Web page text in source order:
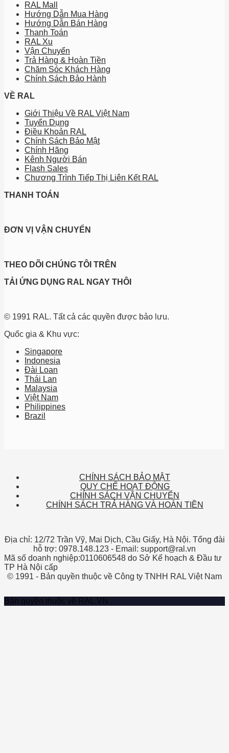
RAL Mall
Hướng Dẫn Mua Hàng
Hướng Dẫn Bán Hàng
Thanh Toán
RAL Xu
Vận Chuyển
Trả Hàng & Hoàn Tiền
Chăm Sóc Khách Hàng
Chính Sách Bảo Hành
VỀ RAL
Giới Thiệu Về RAL Việt Nam
Tuyển Dụng
Điều Khoản RAL
Chính Sách Bảo Mật
Chính Hãng
Kênh Người Bán
Flash Sales
Chương Trình Tiếp Thị Liên Kết RAL
THANH TOÁN
ĐƠN VỊ VẬN CHUYỂN
THEO DÕI CHÚNG TÔI TRÊN
TẢI ỨNG DỤNG RAL NGAY THÔI
© 1991 RAL. Tất cả các quyền được bảo lưu.
Quốc gia & Khu vực:
Singapore
Indonesia
Đài Loan
Thái Lan
Malaysia
Việt Nam
Philippines
Brazil
CHÍNH SÁCH BẢO MẬT
QUY CHẾ HOẠT ĐỘNG
CHÍNH SÁCH VẬN CHUYỂN
CHÍNH SÁCH TRẢ HÀNG VÀ HOÀN TIỀN
Địa chỉ: 12/72 Trần Vỹ, Mai Dịch, Cầu Giấy, Hà Nội. Tổng đài
hỗ trợ: 0978.148.123 - Email: support@ral.vn
Mã số doanh nghiệp:0110606548 do Sở Kế hoạch & Đầu tư
TP Hà Nội cấp
© 1991 - Bản quyền thuộc về Công ty TNHH RAL Việt Nam
Bản quyền thuộc về RAL.VN